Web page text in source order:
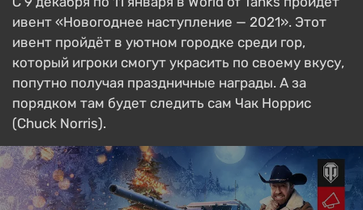
ивент «Новогоднее наступление — 2021». Этот
ивент пройдёт в уютном городке среди гор,
который игроки смогут украсить по своему вкусу,
попутно получая праздничные награды. А за
порядком там будет следить сам Чак Норрис
(Chuck Norris).